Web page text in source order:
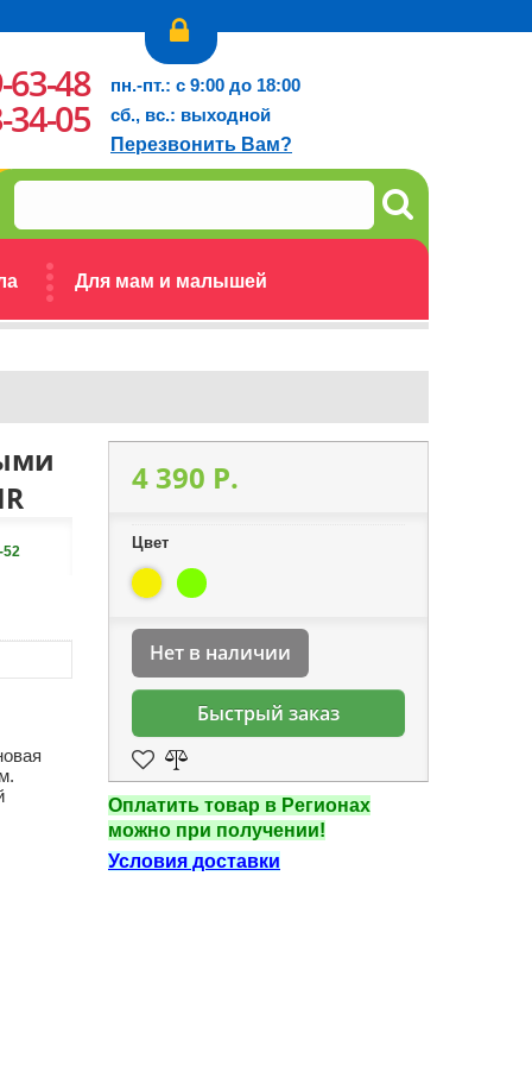
Для мам и малышей
63-48
34-05
пн.-пт.: с 9:00 до 18:00
сб., вс.: выходной
Перезвонить Вам?
52
4 390 P.
Цвет
Нет в наличии
Быстрый заказ
Оплатить товар в Регионах
можно при получении!
Условия доставки